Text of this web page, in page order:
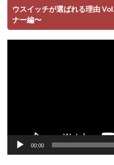
ウスイッチが選ばれる理由
ナー編〜
動
00:00